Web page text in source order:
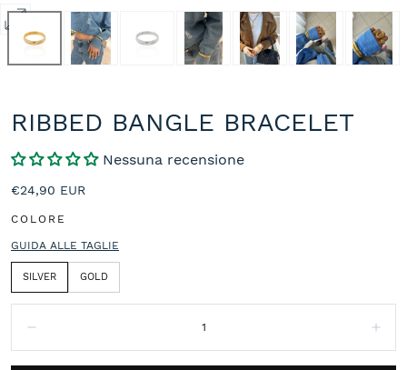
Apri
media
2
modale
RIBBED BANGLE BRACELET
Nessuna recensione
Prezzo
€24,90 EUR
COLORE
GUIDA ALLE TAGLIE
SILVER GOLD